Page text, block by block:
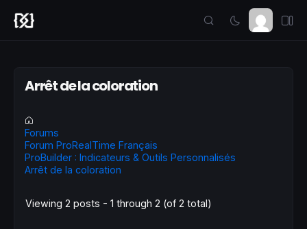
Arrêt de la coloration
Forums
Forum ProRealTime Français
ProBuilder : Indicateurs & Outils Personnalisés
Arrêt de la coloration
Viewing 2 posts - 1 through 2 (of 2 total)